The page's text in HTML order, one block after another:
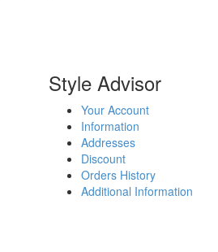
Style Advisor
Your Account
Information
Addresses
Discount
Orders History
Additional Information